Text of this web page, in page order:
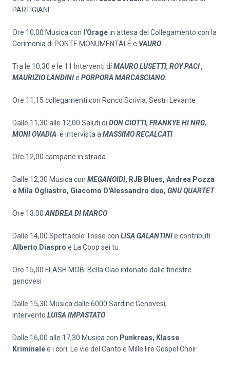
PARTIGIANI
Ore 10,00 Musica con l'Oragein attesa del Collegamento con la
Cerimonia di PONTE MONUMENTALE e VAURO
Tra le 10,30 e le 11 Interventi diMAURO LUSETTI, ROY PACI ,
MAURIZIO LANDINIe PORPORA MARCASCIANO.
Ore 11,15 collegamenti con Ronco Scrivia, Sestri Levante
Dalle 11,30 alle 12,00 Saluti di DON CIOTTI, FRANKYE HI NRG,
MONI OVADIA e intervista a MASSIMO RECALCATI
Ore 12,00 campane in strada
Dalle 12,30 Musica con MEGANOIDI, RJB Blues, Andrea Pozza
e Mila Ogliastro, Giacomo D'Alessandro duo, GNU QUARTET
Ore 13.00 ANDREA DI MARCO
Dalle 14,00 Spettacolo Tosse con LISA GALANTINIe contributi
Alberto Diaspro e La Coop sei tu
Ore 15,00 FLASH MOB: Bella Ciao intonato dalle finestre
genovesi
Dalle 15,30 Musica dalle 6000 Sardine Genovesi,
intervento LUISA IMPASTATO
Dalle 16,00 alle 17,30 Musica con Punkreas, Klasse
Kriminalee i cori: Le vie del Canto e Mille lire Gospel Choir